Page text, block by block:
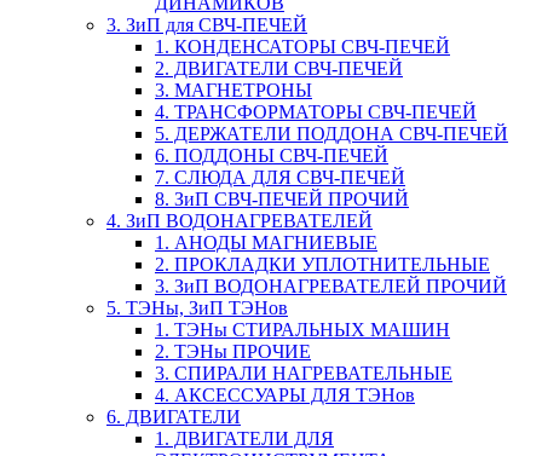
3. ЗиП для СВЧ-ПЕЧЕЙ
1. КОНДЕНСАТОРЫ СВЧ-ПЕЧЕЙ
2. ДВИГАТЕЛИ СВЧ-ПЕЧЕЙ
3. МАГНЕТРОНЫ
4. ТРАНСФОРМАТОРЫ СВЧ-ПЕЧЕЙ
5. ДЕРЖАТЕЛИ ПОДДОНА СВЧ-ПЕЧЕЙ
6. ПОДДОНЫ СВЧ-ПЕЧЕЙ
7. СЛЮДА ДЛЯ СВЧ-ПЕЧЕЙ
8. ЗиП СВЧ-ПЕЧЕЙ ПРОЧИЙ
4. ЗиП ВОДОНАГРЕВАТЕЛЕЙ
1. АНОДЫ МАГНИЕВЫЕ
2. ПРОКЛАДКИ УПЛОТНИТЕЛЬНЫЕ
3. ЗиП ВОДОНАГРЕВАТЕЛЕЙ ПРОЧИЙ
5. ТЭНы, ЗиП ТЭНов
1. ТЭНы СТИРАЛЬНЫХ МАШИН
2. ТЭНы ПРОЧИЕ
3. СПИРАЛИ НАГРЕВАТЕЛЬНЫЕ
4. АКСЕССУАРЫ ДЛЯ ТЭНов
6. ДВИГАТЕЛИ
1. ДВИГАТЕЛИ ДЛЯ